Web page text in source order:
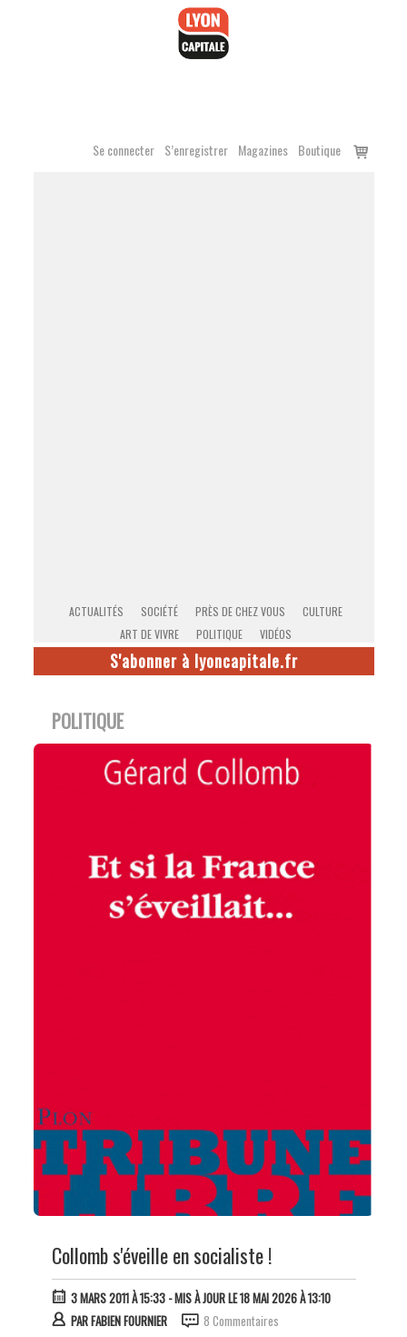
Se connecter S’enregistrer Magazines Boutique
Voir
ACTUALITÉS SOCIÉTÉ PRÈS DE CHEZ VOUS
CULTURE
ART DE VIVRE
POLITIQUE VIDÉOS
S'abonner à lyoncapitale.fr
POLITIQUE
Collomb s'éveille en socialiste !
3 MARS 2011 À 15:33- MIS À JOUR LE 18 MAI 2026 À 13:10
PARFABIEN FOURNIER 8 Commentaires